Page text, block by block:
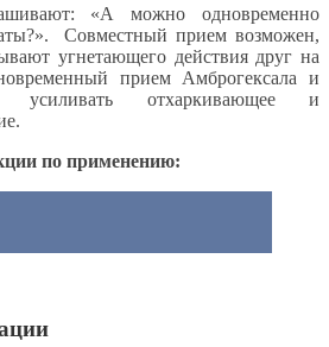
«А можно одновременно
Совместный прием возможен,
угнетающего действия друг на
прием Амброгексала и
усиливать отхаркивающее и
по применению: